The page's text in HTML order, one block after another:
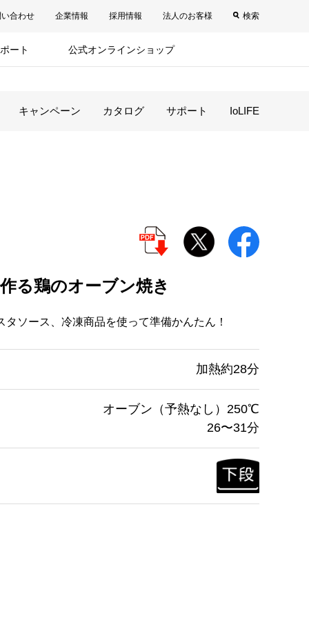
合わせ 企業情報 採用情報 法人のお客様 検索
ート 公式オンラインショップ
キャンペーン カタログ サポート IoLIFE
る鶏のオーブン焼き
ソース、冷凍商品を使って準備かんたん！
加熱約28分
オーブン（予熱なし）250℃
26〜31分